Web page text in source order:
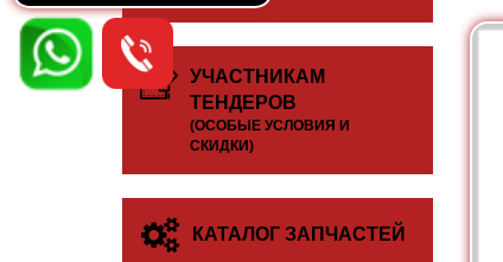
УЧАСТНИКАМ
ТЕНДЕРОВ
(ОСОБЫЕ УСЛОВИЯ И
СКИДКИ)
КАТАЛОГ ЗАПЧАСТЕЙ